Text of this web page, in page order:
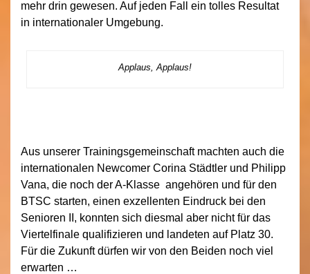
mehr drin gewesen. Auf jeden Fall ein tolles Resultat
in internationaler Umgebung.
Applaus, Applaus!
Aus unserer Trainingsgemeinschaft machten auch die
internationalen Newcomer Corina Städtler und Philipp
Vana, die noch der A-Klasse angehören und für den
BTSC starten, einen exzellenten Eindruck bei den
Senioren II, konnten sich diesmal aber nicht für das
Viertelfinale qualifizieren und landeten auf Platz 30.
Für die Zukunft dürfen wir von den Beiden noch viel
erwarten …